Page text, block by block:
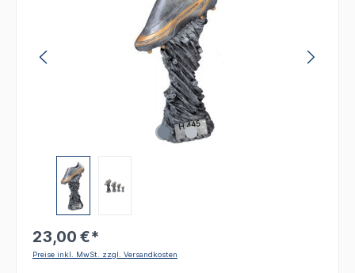
23,00 €*
Preise inkl. MwSt. zzgl. Versandkosten